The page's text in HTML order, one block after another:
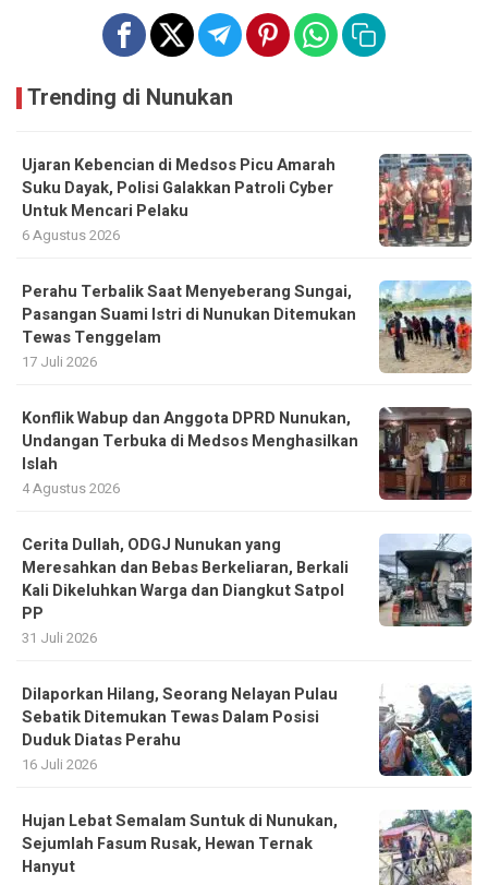
Trending di Nunukan
Ujaran Kebencian di Medsos Picu Amarah
Suku Dayak, Polisi Galakkan Patroli Cyber
Untuk Mencari Pelaku
6 Agustus 2026
Perahu Terbalik Saat Menyeberang Sungai,
Pasangan Suami Istri di Nunukan Ditemukan
Tewas Tenggelam
17 Juli 2026
Konflik Wabup dan Anggota DPRD Nunukan,
Undangan Terbuka di Medsos Menghasilkan
Islah
4 Agustus 2026
Cerita Dullah, ODGJ Nunukan yang
Meresahkan dan Bebas Berkeliaran, Berkali
Kali Dikeluhkan Warga dan Diangkut Satpol
PP
31 Juli 2026
Dilaporkan Hilang, Seorang Nelayan Pulau
Sebatik Ditemukan Tewas Dalam Posisi
Duduk Diatas Perahu
16 Juli 2026
Hujan Lebat Semalam Suntuk di Nunukan,
Sejumlah Fasum Rusak, Hewan Ternak
Hanyut